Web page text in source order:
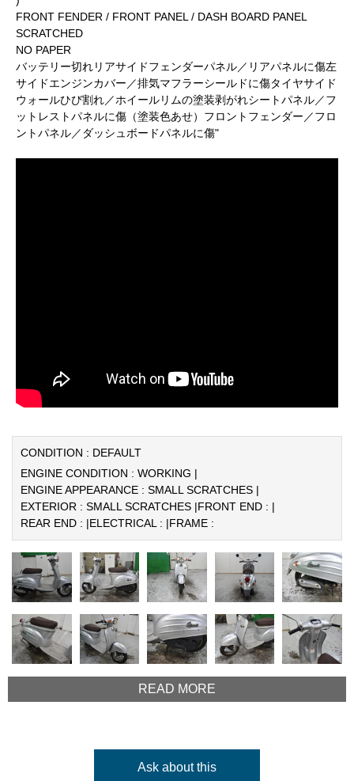
FRONT FENDER / FRONT PANEL / DASH BOARD PANEL
SCRATCHED
NO PAPER
バッテリー切れリアサイドフェンダーパネル／リアパネルに傷左
サイドエンジンカバー／排気マフラーシールドに傷タイヤサイド
ウォールひび割れ／ホイールリムの塗装剥がれシートパネル／フ
ットレストパネルに傷（塗装色あせ）フロントフェンダー／フロ
ントパネル／ダッシュボードパネルに傷"
CONDITION : DEFAULT
ENGINE CONDITION : WORKING |
ENGINE APPEARANCE : SMALL SCRATCHES |
EXTERIOR : SMALL SCRATCHES |FRONT END : |
REAR END : |ELECTRICAL : |FRAME :
READ MORE
Ask about this